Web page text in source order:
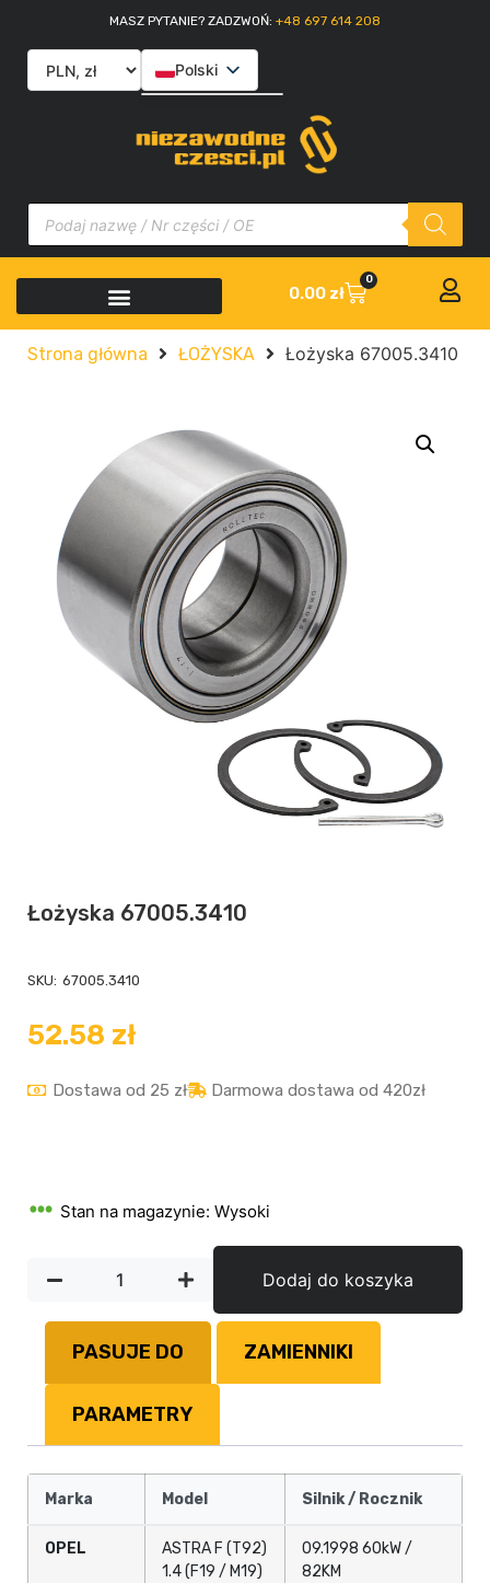
MASZ PYTANIE? ZADZWOŃ: +48 697 614 208
Polski
Slovenčina
0.00 zł
0
Strona główna ŁOŻYSKA Łożyska 67005.3410
Łożyska 67005.3410
SKU: 67005.3410
52.58 zł
Dostawa od 25 zł Darmowa dostawa od 420zł
Stan na magazynie: Wysoki
Dodaj do koszyka
PASUJE DO ZAMIENNIKI
PARAMETRY
Marka Model Silnik / Rocznik
OPEL
ASTRA F (T92)
1.4 (F19 / M19)
09.1998 60kW /
82KM